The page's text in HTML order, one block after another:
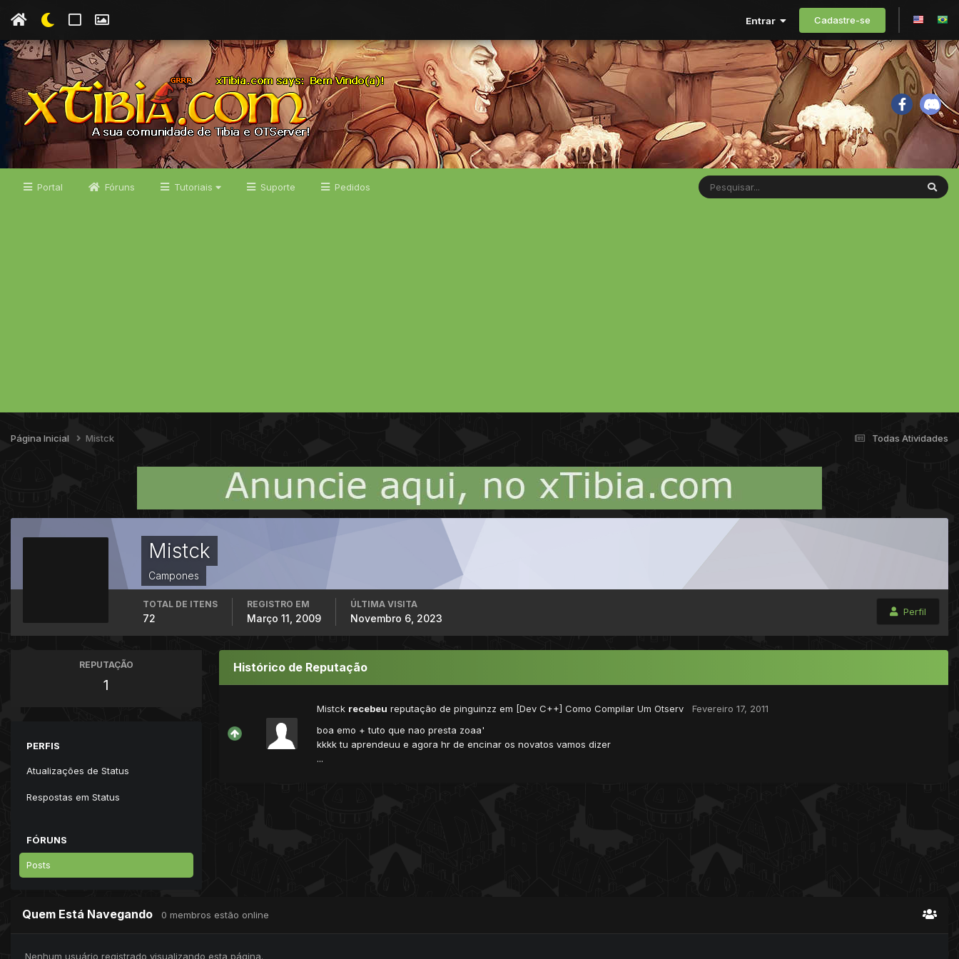
Entrar Cadastre-se
Portal Fóruns Tutoriais Suporte Pedidos
Todas Atividades
Página Inicial Mistck
Mistck
Campones
Perfil
TOTAL DE ITENS
72
REGISTRO EM
Março 11, 2009
ÚLTIMA VISITA
Novembro 6, 2023
REPUTAÇÃO
1
PERFIS
Atualizações de Status
Respostas em Status
FÓRUNS
Posts
Histórico de Reputação
Mistck recebeu reputação de pinguinzz em [Dev C++] Como Compilar Um Otserv
Fevereiro 17, 2011
boa emo + tuto que nao presta zoaa'
kkkk tu aprendeuu e agora hr de encinar os novatos vamos dizer
...
Quem Está Navegando 0 membros estão online
Nenhum usuário registrado visualizando esta página.